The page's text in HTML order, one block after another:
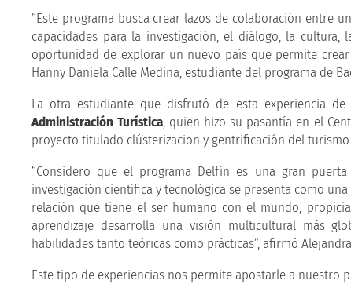
“Este programa busca crear lazos de colaboración entre
capacidades para la investigación, el diálogo, la
oportunidad de explorar un nuevo país que permite
Hanny Daniela Calle Medina, estudiante del programa de
La otra estudiante que disfrutó de esta experiencia
Administración Turística, quien hizo su pasantía en el
proyecto titulado clústerizacion y gentrificación del turismo
“Considero que el programa Delfín es una gran
investigación científica y tecnológica se presenta como
relación que tiene el ser humano con el mundo,
aprendizaje desarrolla una visión multicultural más
habilidades tanto teóricas como prácticas”, afirmó
Este tipo de experiencias nos permite apostarle a nuestro